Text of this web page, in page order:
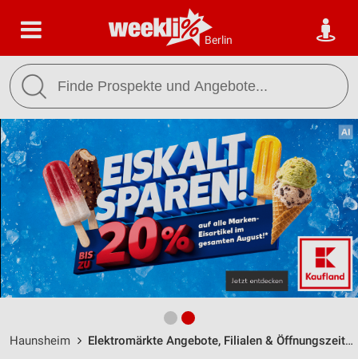
Berlin
Haunsheim Elektromärkte Angebote, Filialen & Öffnungszeiten